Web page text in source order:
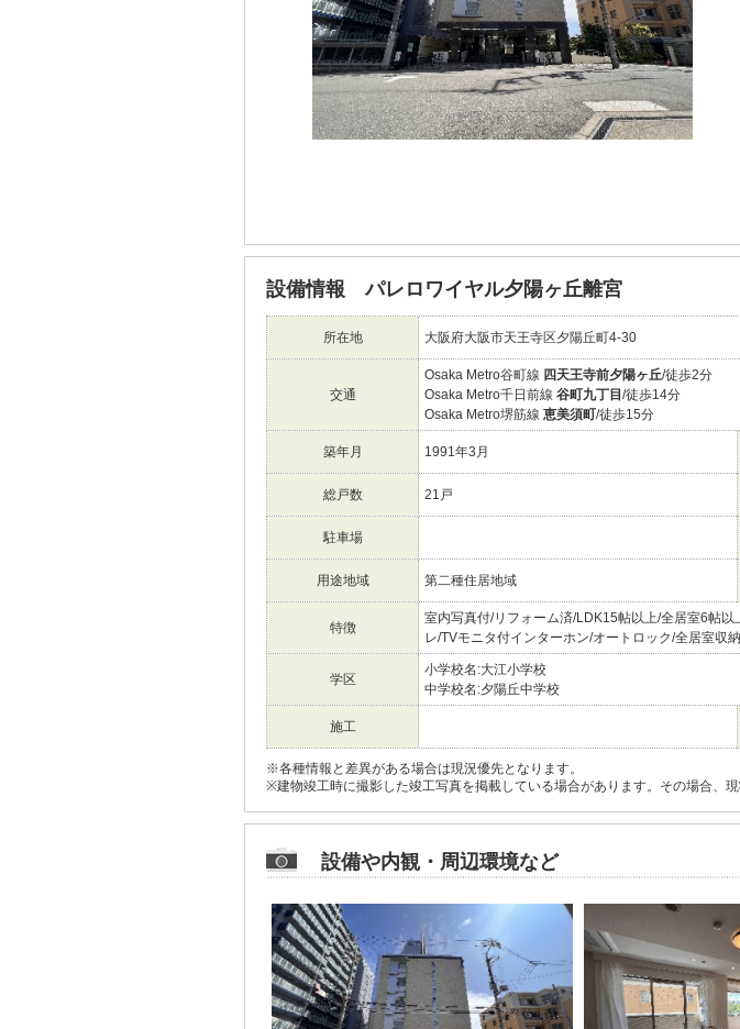
設備情報 パレロワイヤル夕陽ヶ丘離宮
所在地 大阪府大阪市天王寺区夕陽丘町4-30
交通
Osaka Metro谷町線 四天王寺前夕陽ヶ丘/徒歩2分
Osaka Metro千日前線 谷町九丁目 /徒歩14分
Osaka Metro堺筋線 恵美須町/徒歩15分
築年月 1991年3月
総戸数 21戸
駐車場
用途地域 第二種住居地域
特徴
室内写真付/リフォーム済/LDK15帖以上/全居室6帖
レ/TVモニタ付インターホン/オートロック/全居室収
学区
小学校名:大江小学校
中学校名:夕陽丘中学校
施工
※各種情報と差異がある場合は現況優先となります。
※建物竣工時に撮影した竣工写真を掲載している場合があります。その場合、現
設備や内観・周辺環境など